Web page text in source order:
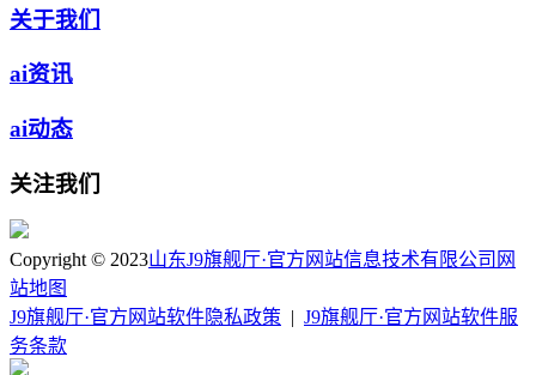
关于我们
ai资讯
ai动态
关注我们
Copyright © 2023山东J9旗舰厅·官方网站信息技术有限公司 网
站地图
J9旗舰厅·官方网站软件隐私政策
J9旗舰厅·官方网站软件服
务条款